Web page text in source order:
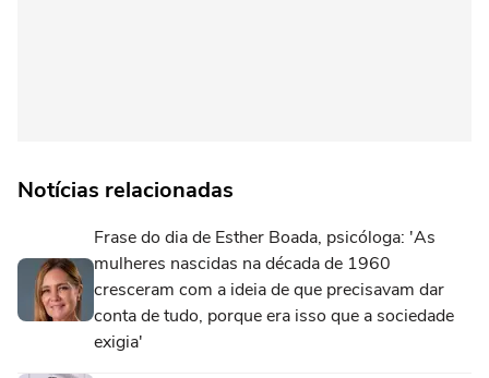
Notícias relacionadas
Frase do dia de Esther Boada, psicóloga: 'As
mulheres nascidas na década de 1960
cresceram com a ideia de que precisavam dar
conta de tudo, porque era isso que a sociedade
exigia'